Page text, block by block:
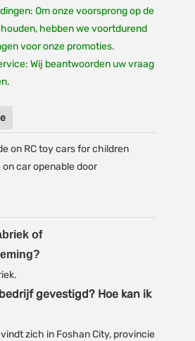
Om onze voorsprong op de
hebben we voortdurend
voor onze promoties.
Wij beantwoorden uw vraag
of
gevestigd? Hoe kan ik
zich in Foshan City, provincie